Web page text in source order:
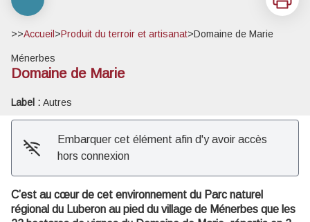
>>Accueil >Produit du terroir et artisanat>Domaine de Marie
Ménerbes
Domaine de Marie
Label : Autres
Embarquer cet élément afin d'y avoir accès
hors connexion
C’est au cœur de cet environnement du Parc naturel
régional du Luberon au pied du village de Ménerbes que les